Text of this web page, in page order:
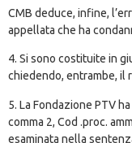
CMB deduce, infine,
appellata che ha
4. Si sono costituite in
chiedendo, entrambe, il
5. La Fondazione PTV
comma 2, Cod .proc.
esaminata nella